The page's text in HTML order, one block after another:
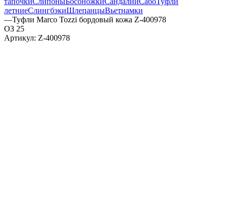
летниеСлингбэкиШлепанцыВьетнамки
—Туфли Marco Tozzi бордовый кожа Z-400978
ОЗ 25
Артикул: Z-400978